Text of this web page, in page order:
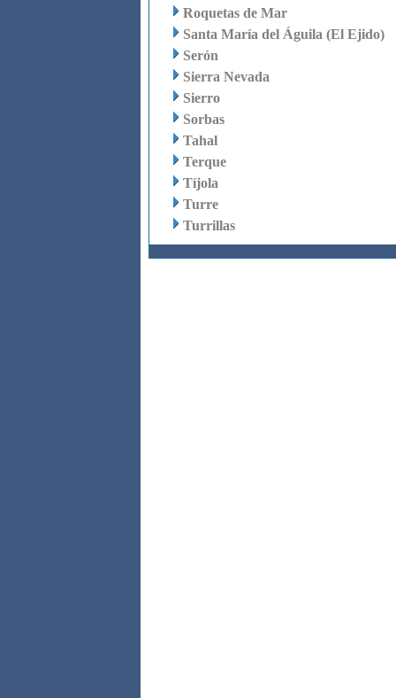
Roquetas de Mar
Santa María del Águila (El Ejido)
Serón
Sierra Nevada
Sierro
Sorbas
Tahal
Terque
Tíjola
Turre
Turrillas